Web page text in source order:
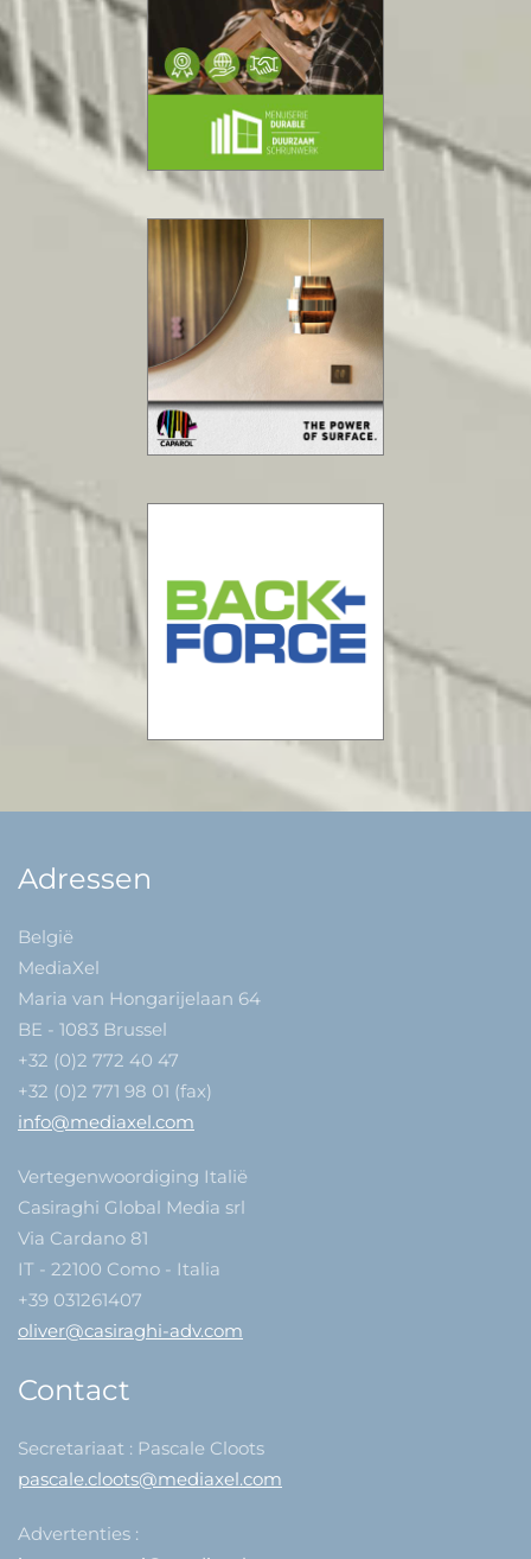
Adressen
België
MediaXel
Maria van Hongarijelaan 64
BE - 1083 Brussel
+32 (0)2 772 40 47
+32 (0)2 771 98 01 (fax)
info@mediaxel.com
Vertegenwoordiging Italië
Casiraghi Global Media srl
Via Cardano 81
IT - 22100 Como - Italia
+39 031261407
oliver@casiraghi-adv.com
Contact
Secretariaat : Pascale Cloots
pascale.cloots@mediaxel.com
Advertenties :